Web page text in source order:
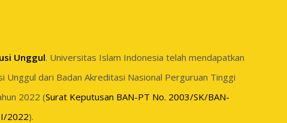
Unggul. Universitas Islam Indonesia telah mendapatkan
Unggul dari Badan Akreditasi Nasional Perguruan Tinggi
2022 (Surat Keputusan BAN-PT No. 2003/SK/BAN-
2022).